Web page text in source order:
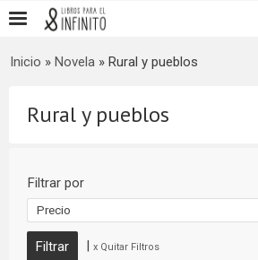
Inicio » Novela » Rural y pueblos
Rural y pueblos
Filtrar por
Precio
| x Quitar Filtros